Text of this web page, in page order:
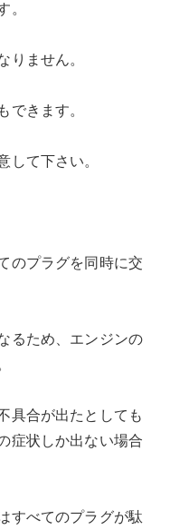
ません。
できます。
して下さい。
のプラグを同時に交
るため、エンジンの
具合が出たとしても
症状しか出ない場合
すべてのプラグが駄